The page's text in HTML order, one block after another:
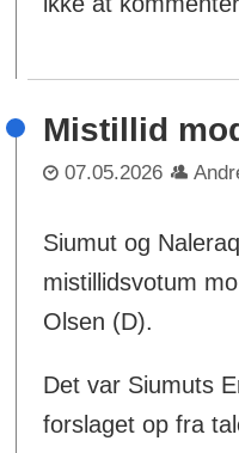
Mistillid
07.05.2026
Siumut og
mistillidsvotum
Olsen (D).
Det var Siumuts
forslaget op fra